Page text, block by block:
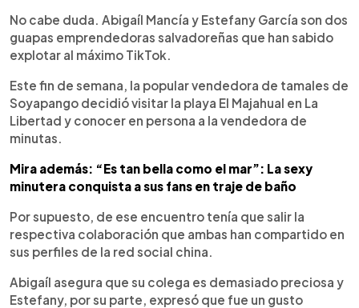
Escuchar artículo
No cabe duda. Abigaíl Mancía y Estefany García son dos
guapas emprendedoras salvadoreñas que han sabido
explotar al máximo TikTok.
Este fin de semana, la popular vendedora de tamales de
Soyapango decidió visitar la playa El Majahual en La
Libertad y conocer en persona a la vendedora de
minutas.
Mira además: “Es tan bella como el mar”: La sexy
minutera conquista a sus fans en traje de baño
Por supuesto, de ese encuentro tenía que salir la
respectiva colaboración que ambas han compartido en
sus perfiles de la red social china.
Abigaíl asegura que su colega es demasiado preciosa y
Estefany, por su parte, expresó que fue un gusto